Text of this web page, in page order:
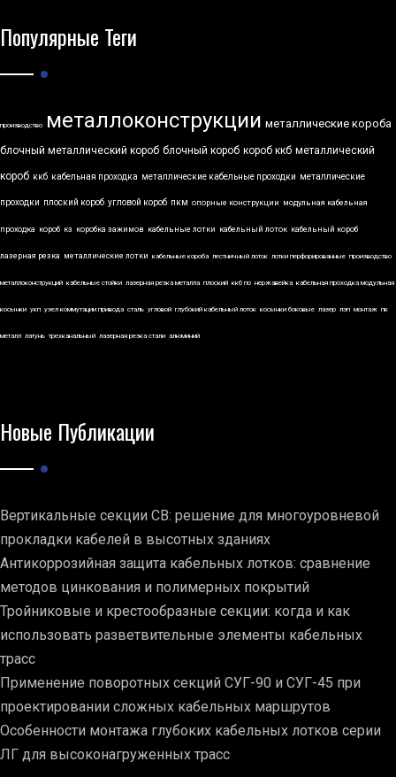
Популярные Теги
производство металлоконструкции металлические короба
блочный металлический короб блочный короб короб ккб металлический
короб ккб кабельная проходка металлические кабельные проходки металлические
проходки плоский короб угловой короб пкм опорные конструкции модульная кабельная
проходка короб кз коробка зажимов кабельные лотки кабельный лоток кабельный короб
лазерная резка металлические лотки кабельные короба лестничный лоток лотки перфорированные производство
металлоконструкций кабельные стойки лазерная резка металла плоский ккб по нержавейка кабельная проходка модульная
косынки укп узел коммутации привода сталь угловой глубокий кабельный лоток косынки боковые лазер лэп монтаж пк
металл латунь трехканальный лазерная резка стали алюминий
Новые Публикации
Вертикальные секции СВ: решение для многоуровневой
прокладки кабелей в высотных зданиях
Антикоррозийная защита кабельных лотков: сравнение
методов цинкования и полимерных покрытий
Тройниковые и крестообразные секции: когда и как
использовать разветвительные элементы кабельных
трасс
Применение поворотных секций СУГ-90 и СУГ-45 при
проектировании сложных кабельных маршрутов
Особенности монтажа глубоких кабельных лотков серии
ЛГ для высоконагруженных трасс